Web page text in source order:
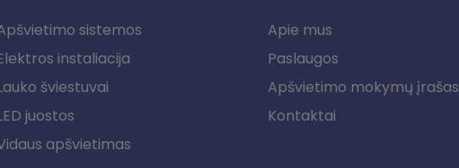
sistemos
instaliacija
šviestuvai
juostos
apšvietimas
Apie mus
Paslaugos
Apšvietimo mokymų įrašas
Kontaktai